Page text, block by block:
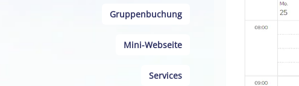
Gruppenbuchung
Mini-Webseite
Services